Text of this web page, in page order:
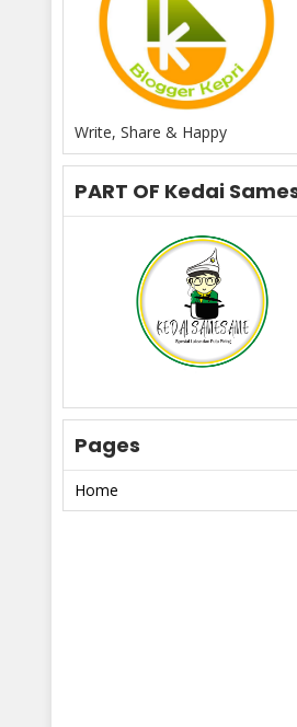
Write, Share & Happy
PART OF Kedai
Pages
Home